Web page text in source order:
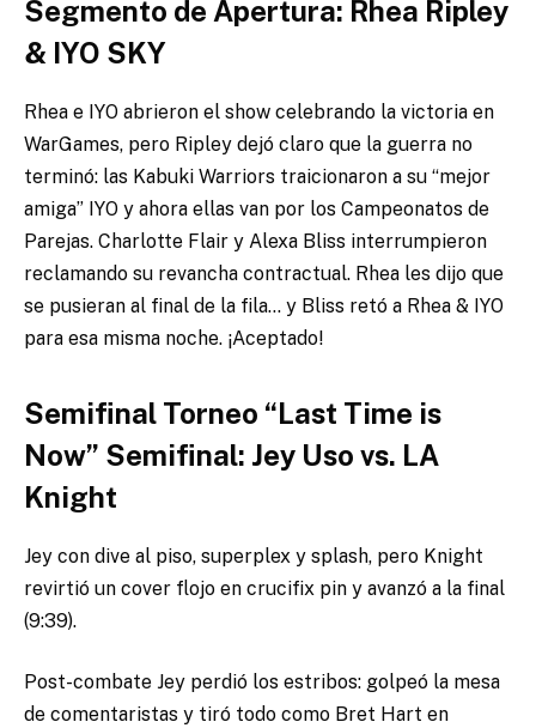
Segmento de Apertura: Rhea Ripley
& IYO SKY
Rhea e IYO abrieron el show celebrando la victoria en
WarGames, pero Ripley dejó claro que la guerra no
terminó: las Kabuki Warriors traicionaron a su “mejor
amiga” IYO y ahora ellas van por los Campeonatos de
Parejas. Charlotte Flair y Alexa Bliss interrumpieron
reclamando su revancha contractual. Rhea les dijo que
se pusieran al final de la fila… y Bliss retó a Rhea & IYO
para esa misma noche. ¡Aceptado!
Semifinal Torneo “Last Time is
Now” Semifinal: Jey Uso vs. LA
Knight
Jey con dive al piso, superplex y splash, pero Knight
revirtió un cover flojo en crucifix pin y avanzó a la final
(9:39).
Post-combate Jey perdió los estribos: golpeó la mesa
de comentaristas y tiró todo como Bret Hart en